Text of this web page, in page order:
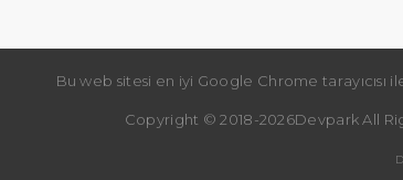
Bu web sitesi en iyi Google Chrome tarayıcısı
Copyright © 2018-2026Devpark All